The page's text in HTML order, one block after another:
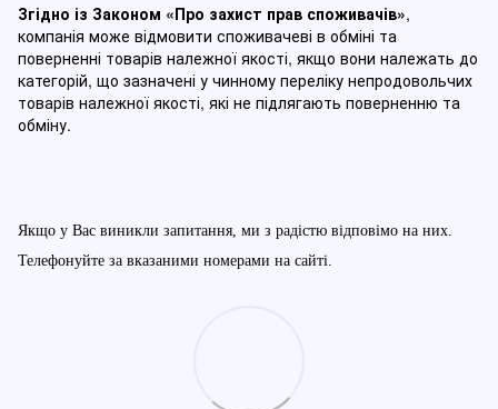
Згідно із Законом «Про захист прав споживачів»,
компанія може відмовити споживачеві в обміні та
поверненні товарів належної якості, якщо вони належать до
категорій, що зазначені у чинному переліку непродовольчих
товарів належної якості, які не підлягають поверненню та
обміну.
Якщо у Вас виникли запитання, ми з радістю відповімо на них.
Телефонуйте за вказаними номерами на сайті.